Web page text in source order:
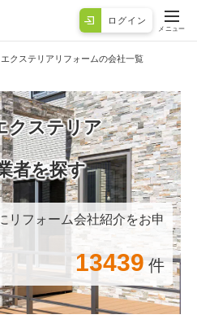
ログイン
メニュー
クステリアリフォームの会社一覧
クステリア
者を探す
リフォーム会社紹介をお申
13439 件